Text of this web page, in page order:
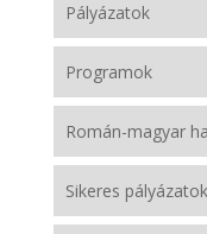
Pályázatok
Programok
Román-magyar
Sikeres pályázatok